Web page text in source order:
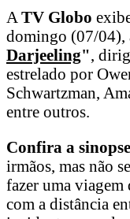
A TV Globo
domingo (07/04),
Darjeeling",
estrelado por
Schwartzman,
entre outros.
Confira a
irmãos, mas não
fazer uma viagem
com a distância